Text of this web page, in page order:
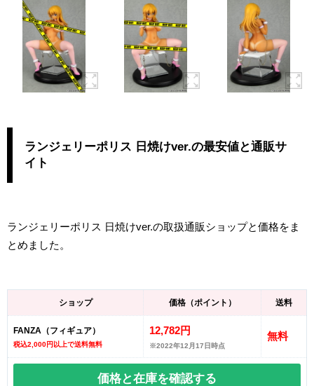
ランジェリーポリス 日焼けver.の最安値と通販サ
イト
ランジェリーポリス 日焼けver.の取扱通販ショップと価格をま
とめました。
ショップ 価格（ポイント） 送料
FANZA（フィギュア）
税込2,000円以上で送料無料
12,782円
※2022年12月17日時点
無料
価格と在庫を確認する